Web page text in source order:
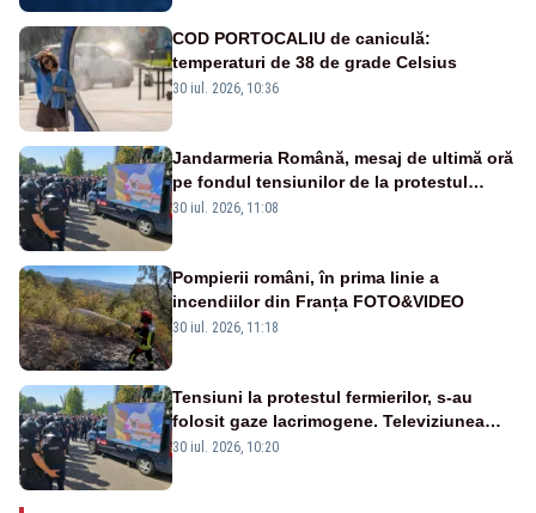
COD PORTOCALIU de caniculă:
temperaturi de 38 de grade Celsius
30 iul. 2026, 10:36
Jandarmeria Română, mesaj de ultimă oră
pe fondul tensiunilor de la protestul
masiv al fermierilor - VIDEO
30 iul. 2026, 11:08
Pompierii români, în prima linie a
incendiilor din Franța FOTO&VIDEO
30 iul. 2026, 11:18
Tensiuni la protestul fermierilor, s-au
folosit gaze lacrimogene. Televiziunea
Poporului face apel la calm – LIVE TEXT
30 iul. 2026, 10:20